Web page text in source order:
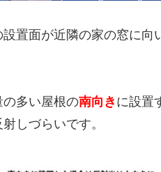
置面が近隣の家の窓に向
多い屋根の南向き に設置
しづらいです。